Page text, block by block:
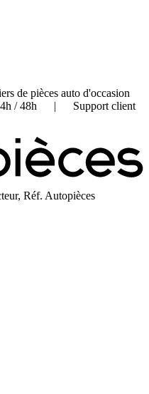
de pièces auto d'occasion
/ 48h | Support client
Réf. Autopièces